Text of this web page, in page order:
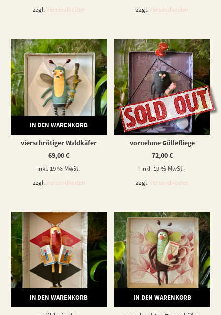
zzgl. Versandkosten
zzgl.Versandkosten
IN DEN WARENKORB
vierschrötiger Waldkäfer
69,00€
inkl. 19 % MwSt.
zzgl. Versandkosten
WEITERLESEN
vornehme Güllefliege
72,00€
inkl. 19 % MwSt.
zzgl.Versandkosten
IN DEN WARENKORB IN DEN WARENKORB